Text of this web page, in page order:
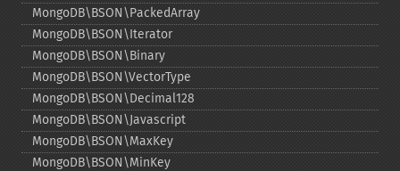
MongoDB\BSON\PackedArray
MongoDB\BSON\Iterator
MongoDB\BSON\Binary
MongoDB\BSON\VectorType
MongoDB\BSON\Decimal128
MongoDB\BSON\Javascript
MongoDB\BSON\MaxKey
MongoDB\BSON\MinKey